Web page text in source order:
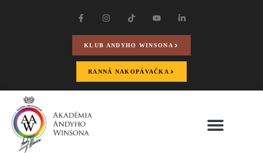
KLUB ANDYHO WINSONA
RANNÁ NAKOPÁVAČKA